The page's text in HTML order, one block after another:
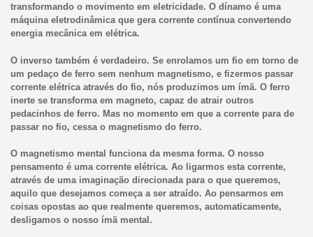
transformando o movimento em eletricidade. O dínamo é uma
máquina eletrodinâmica que gera corrente contínua convertendo
energia mecânica em elétrica.
O inverso também é verdadeiro. Se enrolamos um fio em torno de
um pedaço de ferro sem nenhum magnetismo, e fizermos passar
corrente elétrica através do fio, nós produzimos um ímã. O ferro
inerte se transforma em magneto, capaz de atrair outros
pedacinhos de ferro. Mas no momento em que a corrente para de
passar no fio, cessa o magnetismo do ferro.
O magnetismo mental funciona da mesma forma. O nosso
pensamento é uma corrente elétrica. Ao ligarmos esta corrente,
através de uma imaginação direcionada para o que queremos,
aquilo que desejamos começa a ser atraído. Ao pensarmos em
coisas opostas ao que realmente queremos, automaticamente,
desligamos o nosso ímã mental.